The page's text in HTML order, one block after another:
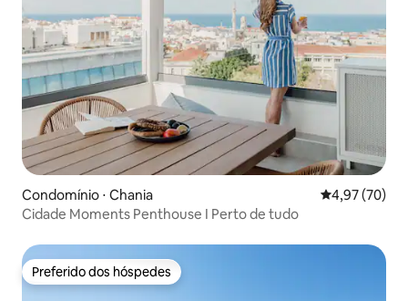
Condomínio ⋅ Chania 4,97 de uma
4,97 (70)
Cidade Moments Penthouse I Perto de tudo
Preferido dos hóspedes
Preferido dos hóspedes